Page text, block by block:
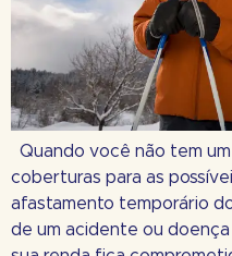
Quando você não tem
coberturas para as
afastamento temporário
de um acidente ou doença